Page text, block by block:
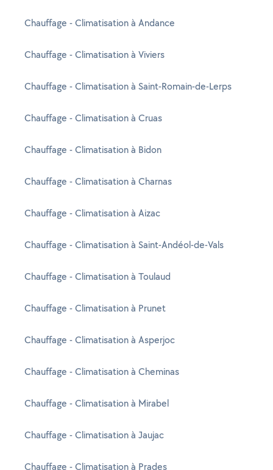
Chauffage - Climatisation à Andance
Chauffage - Climatisation à Viviers
Chauffage - Climatisation à Saint-Romain-de-Lerps
Chauffage - Climatisation à Cruas
Chauffage - Climatisation à Bidon
Chauffage - Climatisation à Charnas
Chauffage - Climatisation à Aizac
Chauffage - Climatisation à Saint-Andéol-de-Vals
Chauffage - Climatisation à Toulaud
Chauffage - Climatisation à Prunet
Chauffage - Climatisation à Asperjoc
Chauffage - Climatisation à Cheminas
Chauffage - Climatisation à Mirabel
Chauffage - Climatisation à Jaujac
Chauffage - Climatisation à Prades